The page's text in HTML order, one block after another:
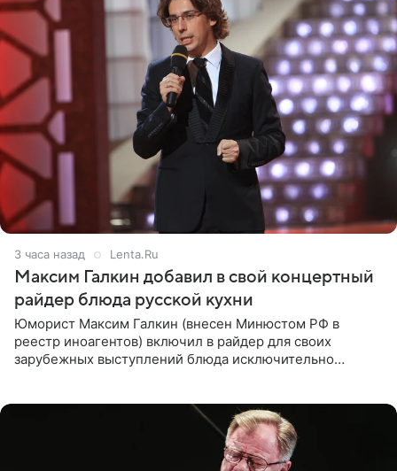
3 часа назад Lenta.Ru
Максим Галкин добавил в свой концертный
райдер блюда русской кухни
Юморист Максим Галкин (внесен Минюстом РФ в
реестр иноагентов) включил в райдер для своих
зарубежных выступлений блюда исключительно